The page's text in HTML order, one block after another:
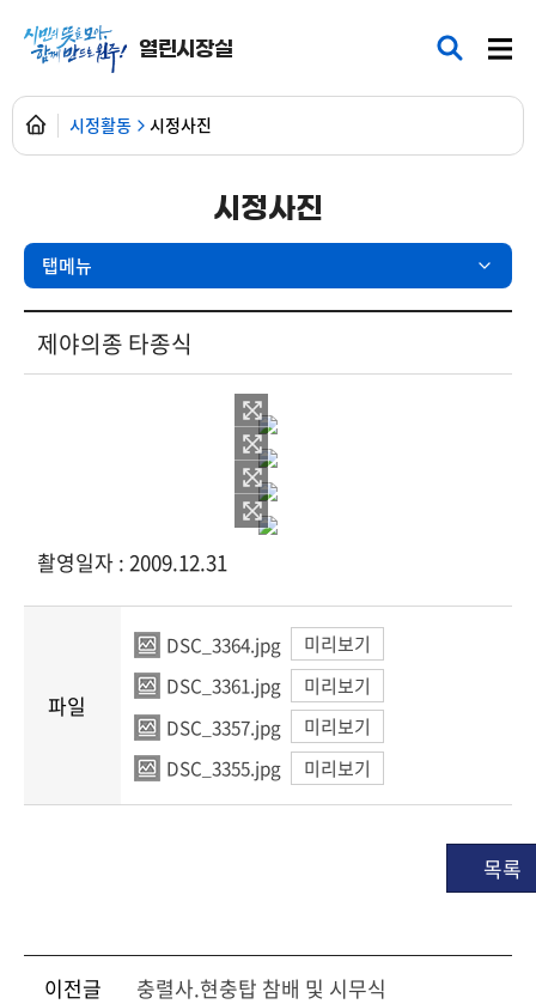
열린시장실
시정활동 시정사진
시정사진
탭메뉴
제야의종 타종식
촬영일자 : 2009.12.31
파일
DSC_3364.jpg 미리보기
DSC_3361.jpg 미리보기
DSC_3357.jpg 미리보기
DSC_3355.jpg 미리보기
목록
이전글 충렬사.현충탑 참배 및 시무식